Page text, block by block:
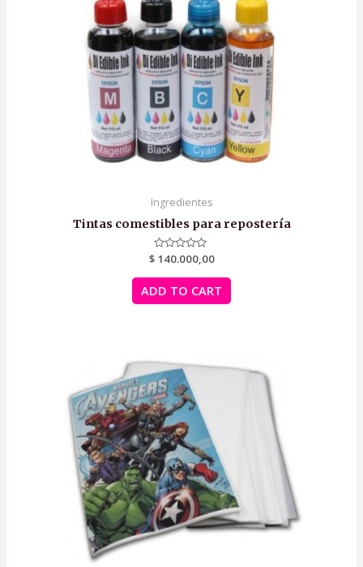
Ingredientes
Tintas comestibles para repostería
Rated
out
of
5
$140.000,00
ADD TO CART